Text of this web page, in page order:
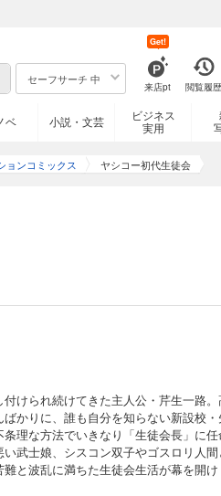
セーフサーチ 中
来店pt
Get!
閲覧履歴
ベ 小説・文芸
ビジネス
実用
ョンコミックス ヤシコー初代生徒会
けられ続けてきた主人公・芹生一路
かりに、誰も自分を知らない新設校
理な方法でいきなり「生徒会長」に
武士娘、シスコン双子やゴスロリ人
と波乱に満ちた生徒会生活が幕を開け